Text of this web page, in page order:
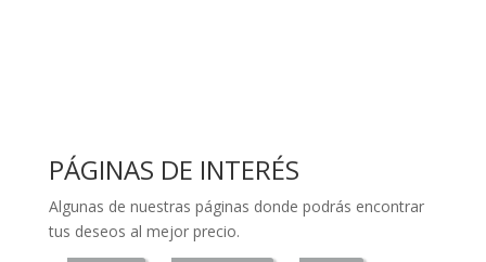
PÁGINAS DE INTERÉS
Algunas de nuestras páginas donde podrás encontrar
tus deseos al mejor precio.